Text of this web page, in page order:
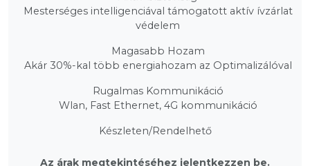
Mesterséges intelligenciával támogatott aktív ívzárlat
védelem
Magasabb Hozam
Akár 30%-kal több energiahozam az Optimalizálóval
Rugalmas Kommunikáció
Wlan, Fast Ethernet, 4G kommunikáció
Készleten/Rendelhető
Az árak megtekintéséhez jelentkezzen be.